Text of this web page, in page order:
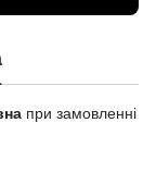
при замовленні